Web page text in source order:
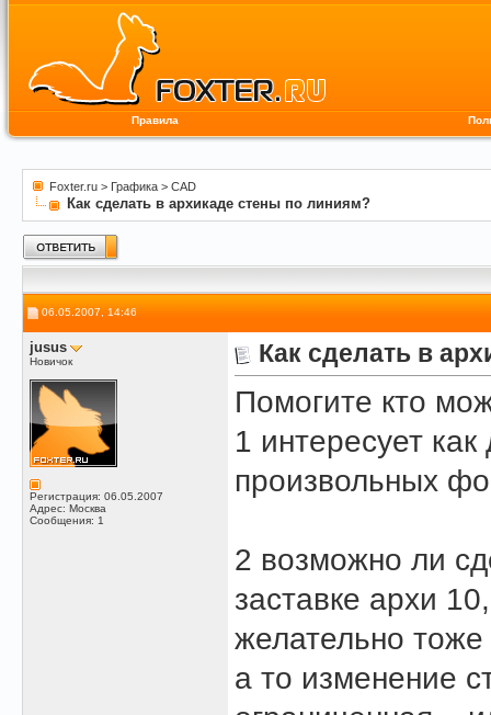
Правила
Foxter.ru > Графика > CAD
Как сделать в архикаде стены по линиям?
06.05.2007, 14:46
jusus
Новичок
Регистрация: 06.05.2007
Адрес: Москва
Сообщения: 1
Как сделать в
Помогите кто
1 интересует
произвольных
2 возможно ли
заставке архи 10,
желательно
а то изменение